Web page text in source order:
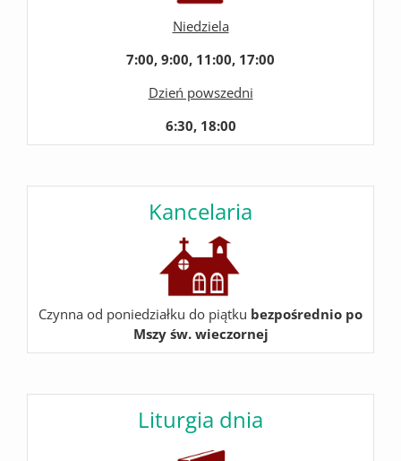
Niedziela
7:00, 9:00, 11:00, 17:00
Dzień powszedni
6:30, 18:00
Kancelaria
Czynna od poniedziałku do piątku bezpośrednio po
Mszy św. wieczornej
Liturgia dnia